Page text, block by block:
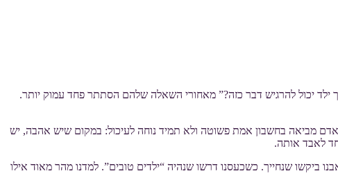
ילד יכול להרגיש דבר כזה?” מאחורי השאלה שלהם הסתתר פחד עמוק יותר.
מביאה בחשבון אמת פשוטה ולא תמיד נוחה לעיכול: במקום שיש אהבה, יש
לאבד אותה.
ביקשו שנחייך. כשכעסנו דרשו שנהיה “ילדים טובים”. למדנו מהר מאוד אילו